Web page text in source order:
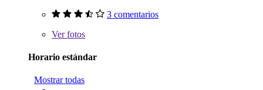
3 comentarios
Verfotos
Horario estándar
Mostrar todas